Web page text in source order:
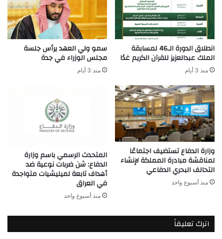
انطلاق الدورة الـ46 لمسابقة
الملك عبدالعزيز للقرآن الكريم غدًا
منذ 3 أيام
سمو ولي العهد يرأس جلسة
مجلس الوزراء في جدة
منذ 3 أيام
وزارة الدفاع تستضيف اجتماعًا
لمناقشة مبادرة المملكة لإنشاء
التحالف البحري الدفاعي
منذ أسبوع واحد
المتحدث الرسمي باسم وزارة
الدفاع: شن ضربات نوعية ضد
أهداف تابعة لميليشيات متواجدة
في العراق
منذ أسبوع واحد
اترك تعليقاً